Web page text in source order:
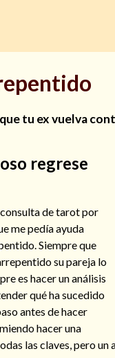
tu ex vuelva
regrese
de tarot por
me pedía ayuda
Siempre que
su pareja lo
es hacer un análisis
qué ha sucedido
antes de hacer
hacer una
las claves, pero un